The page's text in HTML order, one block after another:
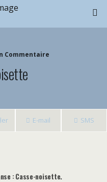
Commentaire
E-mail SMS
: Casse-noisette.